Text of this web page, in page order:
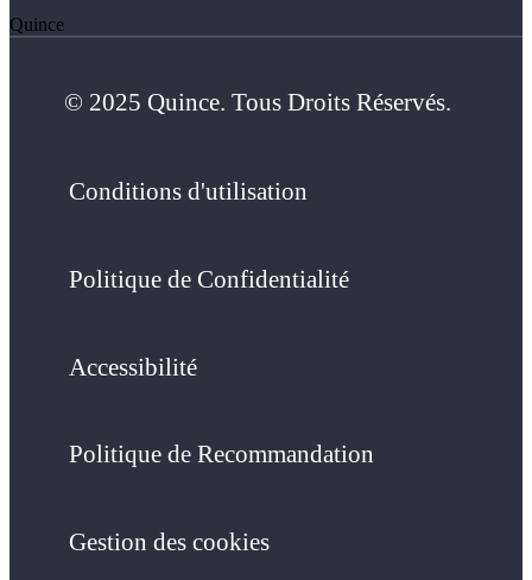
Quince
© 2025 Quince. Tous Droits Réservés.
Conditions d'utilisation
Politique de Confidentialité
Accessibilité
Politique de Recommandation
Gestion des cookies